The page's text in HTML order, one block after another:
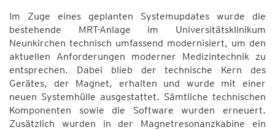
Im Zuge eines geplanten Systemupdates wurde die
bestehende MRT-Anlage im Universitätsklinikum
Neunkirchen technisch umfassend modernisiert, um den
aktuellen Anforderungen moderner Medizintechnik zu
entsprechen. Dabei blieb der technische Kern des
Gerätes, der Magnet, erhalten und wurde mit einer
neuen Systemhülle ausgestattet. Sämtliche technischen
Komponenten sowie die Software wurden erneuert.
Zusätzlich wurden in der Magnetresonanzkabine ein